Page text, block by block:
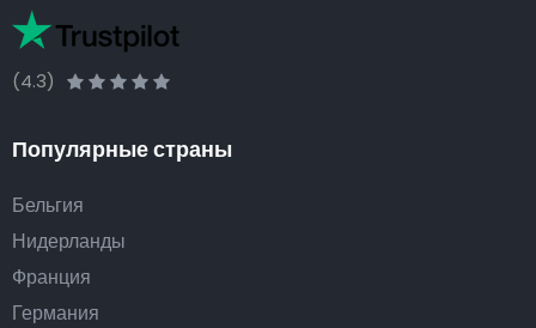
(4.3)
Популярные страны
Бельгия
Нидерланды
Франция
Германия